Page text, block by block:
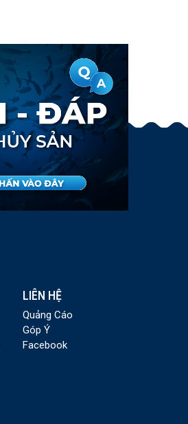
LIÊN HỆ
Quảng Cáo
Góp Ý
Facebook